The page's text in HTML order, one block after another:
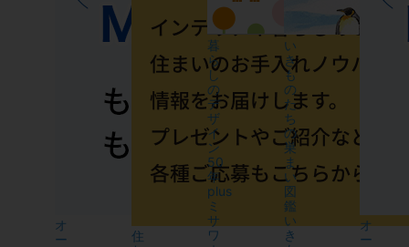
オ
ー
住
暮
ら
し
の
デ
ザ
イ
ン
50
年
plus
ミ
サ
ワ
い
き
も
の
た
ち
の
巣
ま
い
図
鑑
い
き
オ
ー